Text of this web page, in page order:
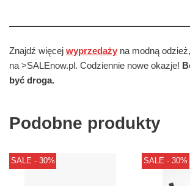
Znajdź więcej wyprzedaży na modną odzież,
na >SALEnow.pl. Codziennie nowe okazje!
być droga.
Podobne produkty
SALE - 30% SALE - 30%